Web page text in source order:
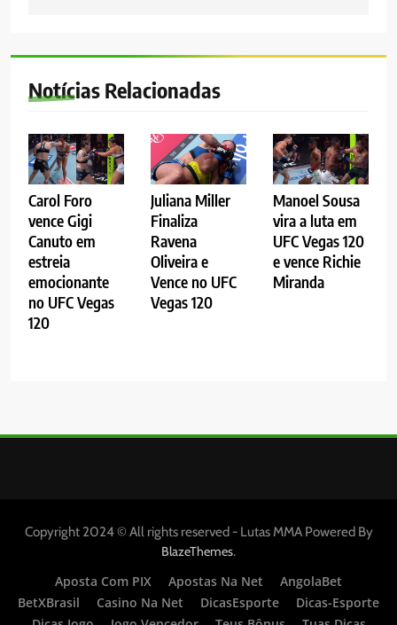
Notícias Relacionadas
Carol Foro
vence Gigi
Canuto em
estreia
emocionante
no UFC Vegas
120
Juliana Miller
Finaliza
Ravena
Oliveira e
Vence no UFC
Vegas 120
Manoel Sousa
vira a luta em
UFC Vegas 120
e vence Richie
Miranda
Copyright 2024 © All rights reserved - Lutas MMA Powered By
BlazeThemes.
Aposta Com PIX
Apostas Na Net
AngolaBet
BetXBrasil
Casino Na Net DicasEsporte
Dicas-Esporte